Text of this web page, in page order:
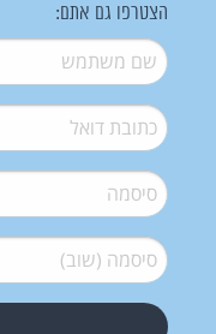
הצטרפו גם אתם:
שם משתמש*
דואל*
סיסמה*
סיסמה (שוב)*